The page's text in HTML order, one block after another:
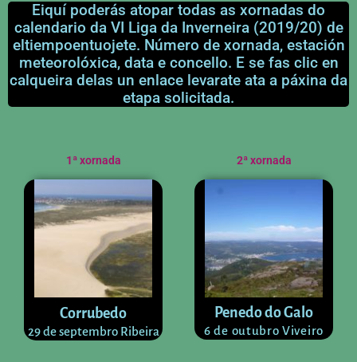
Eiquí poderás atopar todas as xornadas do
calendario da VI Liga da Inverneira (2019/20) de
eltiempoentuojete. Número de xornada, estación
meteorolóxica, data e concello. E se fas clic en
calqueira delas un enlace levarate ata a páxina da
etapa solicitada.
1ª xornada
Corrubedo
29 de septembro Ribeira
2ª xornada
Penedo do Galo
6 de outubro Viveiro